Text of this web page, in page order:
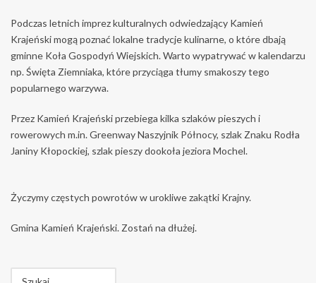
Podczas letnich imprez kulturalnych odwiedzający Kamień
Krajeński mogą poznać lokalne tradycje kulinarne, o które dbają
gminne Koła Gospodyń Wiejskich. Warto wypatrywać w kalendarzu
np. Święta Ziemniaka, które przyciąga tłumy smakoszy tego
popularnego warzywa.
Przez Kamień Krajeński przebiega kilka szlaków pieszych i
rowerowych m.in. Greenway Naszyjnik Północy, szlak Znaku Rodła
Janiny Kłopockiej, szlak pieszy dookoła jeziora Mochel.
Życzymy częstych powrotów w urokliwe zakątki Krajny.
Gmina Kamień Krajeński. Zostań na dłużej.